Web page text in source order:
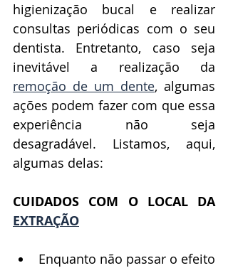
higienização bucal e realizar
consultas periódicas com o seu
dentista. Entretanto, caso seja
remoção de um dente, algumas
ações podem fazer com que essa
experiência não seja
desagradável. Listamos, aqui,
algumas delas:
CUIDADOS COM O LOCAL DA
EXTRAÇÃO
Enquanto não passar o efeito